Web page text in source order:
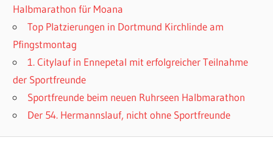
Halbmarathon für Moana
Top Platzierungen in Dortmund Kirchlinde am
Pfingstmontag
1. Citylauf in Ennepetal mit erfolgreicher Teilnahme
der Sportfreunde
Sportfreunde beim neuen Ruhrseen Halbmarathon
Der 54. Hermannslauf, nicht ohne Sportfreunde